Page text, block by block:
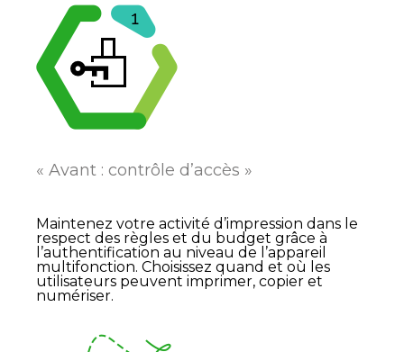
« Avant : contrôle d’accès »
Maintenez votre activité d’impression dans le
respect des règles et du budget grâce à
l’authentification au niveau de l’appareil
multifonction. Choisissez quand et où les
utilisateurs peuvent imprimer, copier et
numériser.